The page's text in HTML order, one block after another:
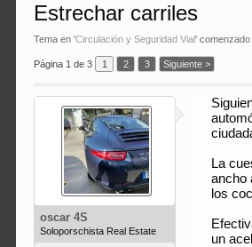
Estrechar carriles
Tema en 'Circulación y Seguridad Vial'
Página 1 de 3 1 2 3 Siguiente >
oscar 4S
Soloporschista Real Estate
La
ancho
los
un